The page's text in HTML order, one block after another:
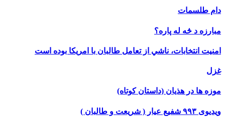
دام طلسمات
مبارزه د څه له پاره؟
امنيت انتخابات، ناشي از تعامل طالبان با امريكا بوده است
غزل
موزه ها در هذیان (داستان کوتاه)
ویدیوی ۹۹۳ شفیع عیار ( شریعت و طالبان )